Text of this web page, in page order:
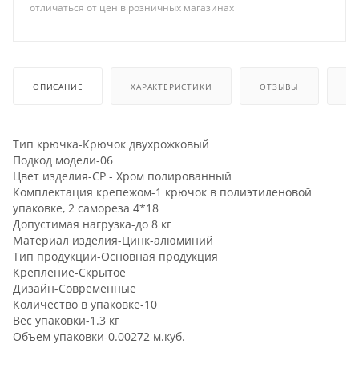
отличаться от цен в розничных магазинах
ОПИСАНИЕ ХАРАКТЕРИСТИКИ ОТЗЫВЫ
Тип крючка-Крючок двухрожковый
Подкод модели-06
Цвет изделия-CP - Хром полированный
Комплектация крепежом-1 крючок в полиэтиленовой
упаковке, 2 самореза 4*18
Допустимая нагрузка-до 8 кг
Материал изделия-Цинк-алюминий
Тип продукции-Основная продукция
Крепление-Скрытое
Дизайн-Современные
Количество в упаковке-10
Вес упаковки-1.3 кг
Объем упаковки-0.00272 м.куб.